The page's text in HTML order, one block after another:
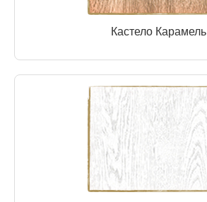
Кастело Карамель